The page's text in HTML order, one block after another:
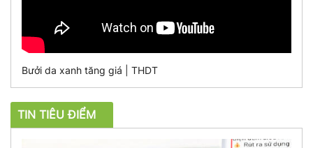
Bưởi da xanh tăng giá | THDT
TIN TIÊU ĐIỂM